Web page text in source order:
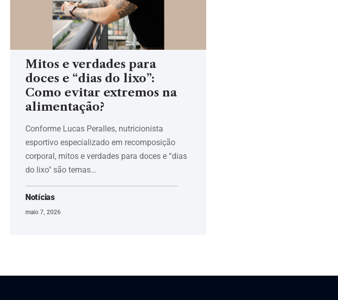
Mitos e verdades para
doces e “dias do lixo”:
Como evitar extremos na
alimentação?
Conforme Lucas Peralles, nutricionista
esportivo especializado em recomposição
corporal, mitos e verdades para doces e “dias
do lixo" são temas…
Notícias
maio 7, 2026